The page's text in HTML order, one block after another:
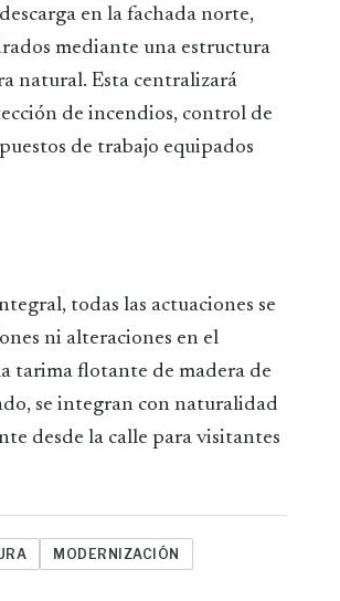
en la fachada norte,
mediante una estructura
natural. Esta centralizará
de incendios, control de
de trabajo equipados
todas las actuaciones se
ni alteraciones en el
tarima flotante de madera de
se integran con naturalidad
desde la calle para visitantes
MODERNIZACIÓN